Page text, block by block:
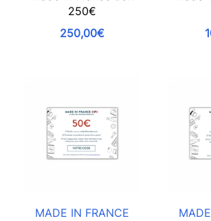
250€
250,00€
MADE IN FRANCE